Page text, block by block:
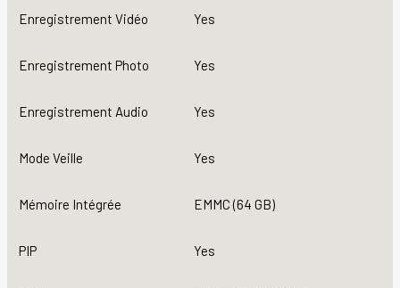
Enregistrement Vidéo Yes
Enregistrement Photo Yes
Enregistrement Audio Yes
Mode Veille Yes
Mémoire Intégrée EMMC (64 GB)
PIP Yes